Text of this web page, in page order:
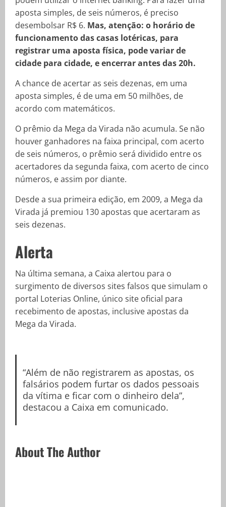
aposta simples, de seis números, é preciso
desembolsar R$ 6. Mas, atenção: o horário de
funcionamento das casas lotéricas, para
registrar uma aposta física, pode variar de
cidade para cidade, e encerrar antes das 20h.
A chance de acertar as seis dezenas, em uma
aposta simples, é de uma em 50 milhões, de
acordo com matemáticos.
O prêmio da Mega da Virada não acumula. Se não
houver ganhadores na faixa principal, com acerto
de seis números, o prêmio será dividido entre os
acertadores da segunda faixa, com acerto de cinco
números, e assim por diante.
Desde a sua primeira edição, em 2009, a Mega da
Virada já premiou 130 apostas que acertaram as
seis dezenas.
Alerta
Na última semana, a Caixa alertou para o
surgimento de diversos sites falsos que simulam o
portal Loterias Online, único site oficial para
recebimento de apostas, inclusive apostas da
Mega da Virada.
“Além de não registrarem as apostas, os
falsários podem furtar os dados pessoais
da vítima e ficar com o dinheiro dela”,
destacou a Caixa em comunicado.
About The Author